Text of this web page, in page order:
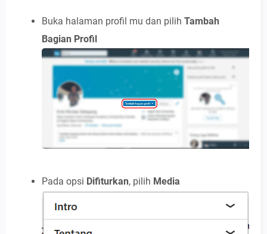
Buka halaman profil mu dan pilih Tambah
Bagian Profil
Pada opsi Difiturkan, pilih Media